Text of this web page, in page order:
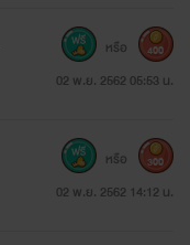
02 พ.ย. 2562 05:53 น.
หรือ 400
02 พ.ย. 2562 14:12 น.
หรือ 300